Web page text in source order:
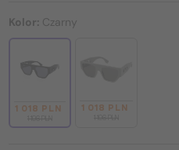
Kolor: Czarny
1 018 PLN 1 018 PLN